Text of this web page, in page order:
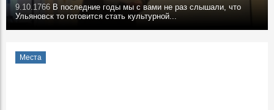
9.10.1766 В последние годы мы с вами не раз слышали, что
Ульяновск то готовится стать культурной...
Места